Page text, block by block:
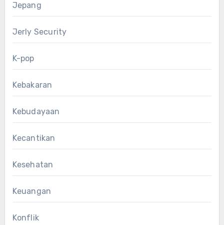
Jepang
Jerly Security
K-pop
Kebakaran
Kebudayaan
Kecantikan
Kesehatan
Keuangan
Konflik